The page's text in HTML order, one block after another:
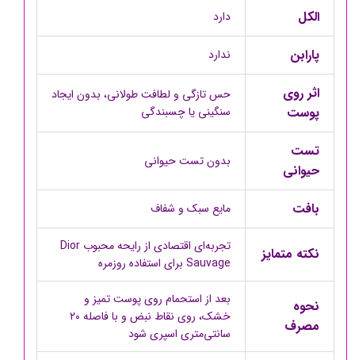
الکل دارد
پارابن ندارد
اثر روی
پوست
حس تازگی و لطافت طولانی، بدون ایجاد
سنگینی یا چسبندگی
تست
حیوانی
بدون تست حیوانی
بافت مایع سبک و شفاف
نکته متمایز
تجربه‌ای اقتصادی از رایحه محبوب Dior
Sauvage برای استفاده روزمره
نحوه
مصرف
بعد از استحمام روی پوست تمیز و
خشک، روی نقاط نبض و با فاصله ۲۰
سانتی‌متری اسپری شود